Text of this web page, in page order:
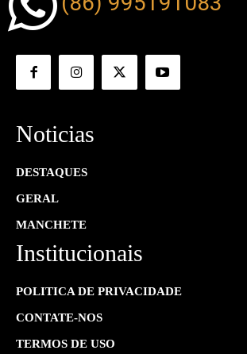
Noticias
DESTAQUES
GERAL
MANCHETE
Institucionais
POLITICA DE PRIVACIDADE
CONTATE-NOS
TERMOS DE USO